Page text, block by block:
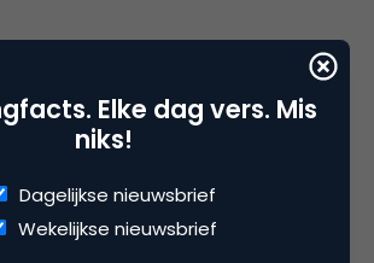
zijn opom een reactie te
Elke dag vers. Mis
niks!
Dagelijkse nieuwsbrief
Wekelijkse nieuwsbrief